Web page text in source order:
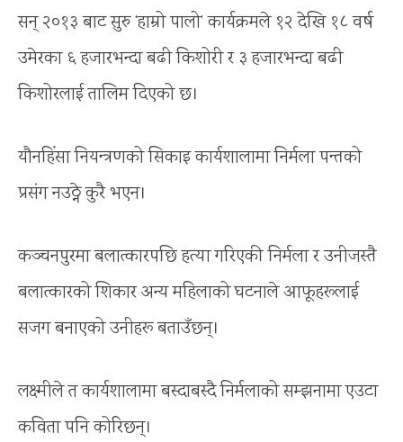
सन् २०१३ बाट सुरु ‘हाम्रो पालो’ कार्यक्रमले १२ देखि १८ वर्ष
उमेरका ६ हजारभन्दा बढी किशोरी र ३ हजारभन्दा बढी
किशोरलाई तालिम दिएको छ।
यौनहिंसा नियन्त्रणको सिकाइ कार्यशालामा निर्मला पन्तको
प्रसंग नउठ्ने कुरै भएन।
कञ्चनपुरमा बलात्कारपछि हत्या गरिएकी निर्मला र उनीजस्तै
बलात्कारको शिकार अन्य महिलाको घटनाले आफूहरूलाई
सजग बनाएको उनीहरू बताउँछन्।
लक्ष्मीले त कार्यशालामा बस्दाबस्दै निर्मलाको सम्झनामा एउटा
कविता पनि कोरिछन्।